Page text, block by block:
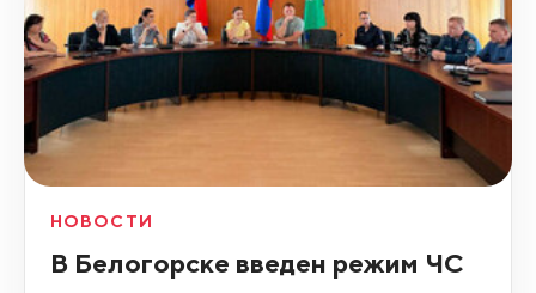
НОВОСТИ
В Белогорске введен режим ЧС